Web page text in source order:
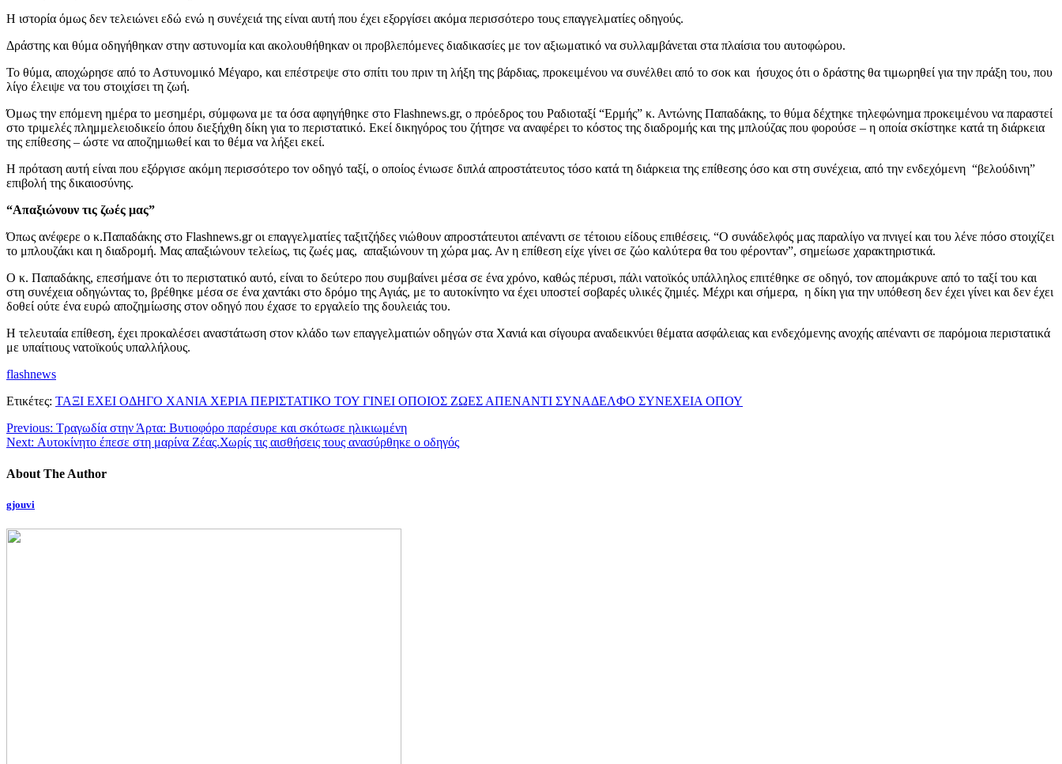
Η ιστορία όμως δεν τελειώνει εδώ ενώ η συνέχειά της είναι αυτή που έχει εξοργίσει ακόμα περισσότερο τους επαγγελματίες οδηγούς.
Δράστης και θύμα οδηγήθηκαν στην αστυνομία και ακολουθήθηκαν οι προβλεπόμενες διαδικασίες με τον αξιωματικό να συλλαμβάνεται στα πλαίσια του αυτοφώρου.
Το θύμα, αποχώρησε από το Αστυνομικό Μέγαρο, και επέστρεψε στο σπίτι του πριν τη λήξη της βάρδιας, προκειμένου να συνέλθει από το σοκ και ήσυχος ότι ο δράστης θα τιμωρηθεί για την πράξη του, που
λίγο έλειψε να του στοιχίσει τη ζωή.
Όμως την επόμενη ημέρα το μεσημέρι, σύμφωνα με τα όσα αφηγήθηκε στο Flashnews.gr, ο πρόεδρος του Ραδιοταξί “Ερμής” κ. Αντώνης Παπαδάκης, το θύμα δέχτηκε τηλεφώνημα προκειμένου να παραστεί
στο τριμελές πλημμελειοδικείο όπου διεξήχθη δίκη για το περιστατικό. Εκεί δικηγόρος του ζήτησε να αναφέρει το κόστος της διαδρομής και της μπλούζας που φορούσε – η οποία σκίστηκε κατά τη διάρκεια
της επίθεσης – ώστε να αποζημιωθεί και το θέμα να λήξει εκεί.
Η πρόταση αυτή είναι που εξόργισε ακόμη περισσότερο τον οδηγό ταξί, ο οποίος ένιωσε διπλά απροστάτευτος τόσο κατά τη διάρκεια της επίθεσης όσο και στη συνέχεια, από την ενδεχόμενη “βελούδινη”
επιβολή της δικαιοσύνης.
“Απαξιώνουν τις ζωές μας”
Όπως ανέφερε ο κ.Παπαδάκης στο Flashnews.gr οι επαγγελματίες ταξιτζήδες νιώθουν απροστάτευτοι απέναντι σε τέτοιου είδους επιθέσεις. “Ο συνάδελφός μας παραλίγο να πνιγεί και του λένε πόσο στοιχίζει
το μπλουζάκι και η διαδρομή. Μας απαξιώνουν τελείως, τις ζωές μας, απαξιώνουν τη χώρα μας. Αν η επίθεση είχε γίνει σε ζώο καλύτερα θα του φέρονταν”, σημείωσε χαρακτηριστικά.
Ο κ. Παπαδάκης, επεσήμανε ότι το περιστατικό αυτό, είναι το δεύτερο που συμβαίνει μέσα σε ένα χρόνο, καθώς πέρυσι, πάλι νατοϊκός υπάλληλος επιτέθηκε σε οδηγό, τον απομάκρυνε από το ταξί του και
στη συνέχεια οδηγώντας το, βρέθηκε μέσα σε ένα χαντάκι στο δρόμο της Αγιάς, με το αυτοκίνητο να έχει υποστεί σοβαρές υλικές ζημιές. Μέχρι και σήμερα, η δίκη για την υπόθεση δεν έχει γίνει και δεν έχει
δοθεί ούτε ένα ευρώ αποζημίωσης στον οδηγό που έχασε το εργαλείο της δουλειάς του.
Η τελευταία επίθεση, έχει προκαλέσει αναστάτωση στον κλάδο των επαγγελματιών οδηγών στα Χανιά και σίγουρα αναδεικνύει θέματα ασφάλειας και ενδεχόμενης ανοχής απέναντι σε παρόμοια περιστατικά
με υπαίτιους νατοϊκούς υπαλλήλους.
flashnews
Ετικέτες: ΤΑΞΙ ΕΧΕΙ ΟΔΗΓΟ ΧΑΝΙΑ ΧΕΡΙΑ ΠΕΡΙΣΤΑΤΙΚΟ ΤΟΥ ΓΙΝΕΙ ΟΠΟΙΟΣ ΖΩΕΣ ΑΠΕΝΑΝΤΙ ΣΥΝΑΔΕΛΦΟ ΣΥΝΕΧΕΙΑ ΟΠΟΥ
Previous: Τραγωδία στην Άρτα: Βυτιοφόρο παρέσυρε και σκότωσε ηλικιωμένη
Next: Αυτοκίνητο έπεσε στη μαρίνα Ζέας.Χωρίς τις αισθήσεις τους ανασύρθηκε ο οδηγός
About The Author
gjouvi